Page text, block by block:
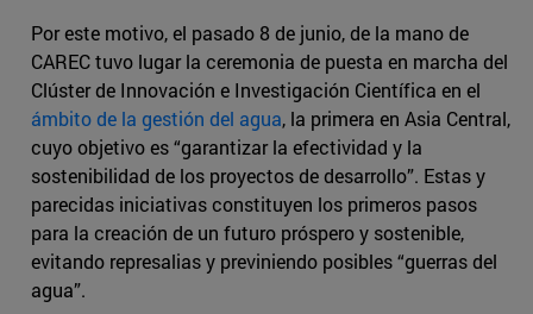
Por este motivo, el pasado 8 de junio, de la mano de
CAREC tuvo lugar la ceremonia de puesta en marcha del
Clúster de Innovación e Investigación Científica en el
ámbito de la gestión del agua, la primera en Asia Central,
cuyo objetivo es “garantizar la efectividad y la
sostenibilidad de los proyectos de desarrollo”. Estas y
parecidas iniciativas constituyen los primeros pasos
para la creación de un futuro próspero y sostenible,
evitando represalias y previniendo posibles “guerras del
agua”.